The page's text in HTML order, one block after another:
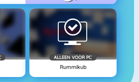
ALLEEN VOOR PC
Rummikub